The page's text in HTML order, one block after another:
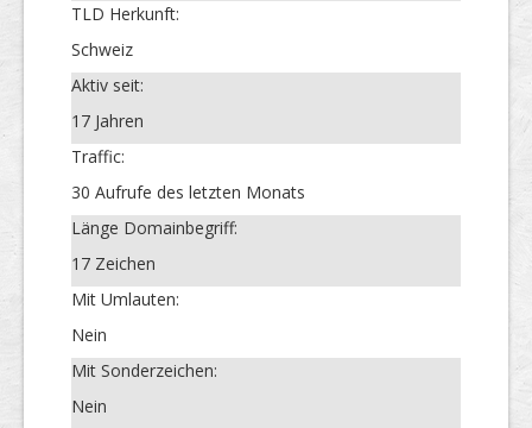
TLD Herkunft:
Schweiz
Aktiv seit:
17 Jahren
Traffic:
30 Aufrufe des letzten Monats
Länge Domainbegriff:
17 Zeichen
Mit Umlauten:
Nein
Mit Sonderzeichen:
Nein